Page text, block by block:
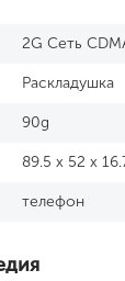
2G Сеть
Раскладушка
90g
89.5 x 52 x
телефон